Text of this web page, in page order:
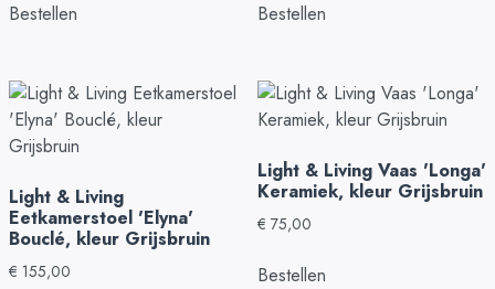
Bestellen Bestellen
Light & Living
Eetkamerstoel 'Elyna'
Bouclé, kleur Grijsbruin
€ 155,00
Light & Living Vaas 'Longa'
Keramiek, kleur Grijsbruin
€ 75,00
Bestellen